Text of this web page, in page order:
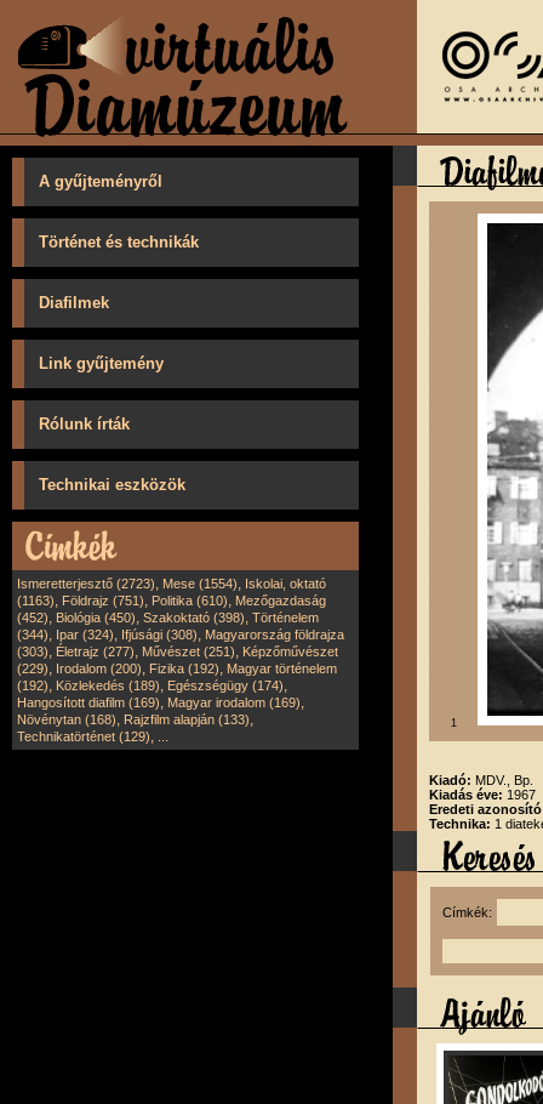
A gyűjteményről
Történet és technikák
Diafilmek
Link gyűjtemény
Rólunk írták
Technikai eszközök
Ismeretterjesztő (2723), Mese (1554), Iskolai, oktató
(1163), Földrajz (751), Politika (610), Mezőgazdaság
(452), Biológia (450), Szakoktató (398), Történelem
(344), Ipar (324), Ifjúsági (308), Magyarország földrajza
(303), Életrajz (277), Művészet (251), Képzőművészet
(229), Irodalom (200), Fizika (192), Magyar történelem
(192), Közlekedés (189), Egészségügy (174),
Hangosított diafilm (169), Magyar irodalom (169),
Növénytan (168), Rajzfilm alapján (133),
Technikatörténet (129),
1
Kiadó: MDV., Bp.
Kiadás éve: 1967
Eredeti
Technika: 1
Címkék: